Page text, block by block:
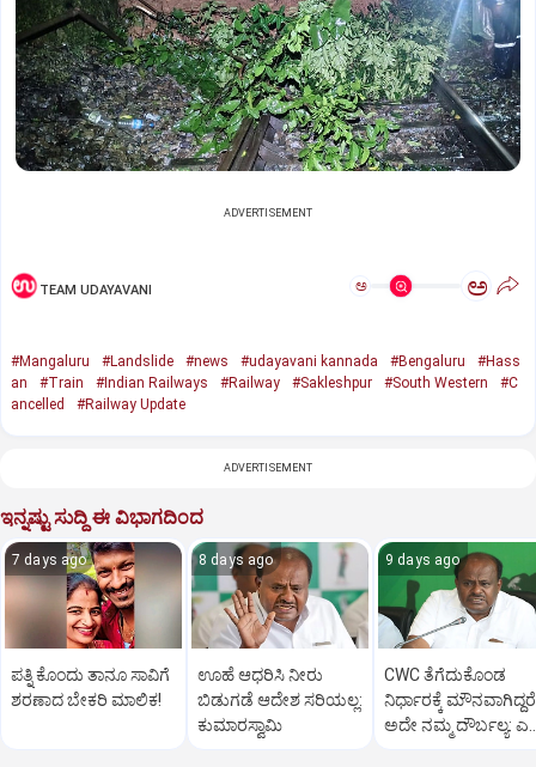
ADVERTISEMENT
TEAM UDAYAVANI ಅ ಅ
#Mangaluru #Landslide #news #udayavani kannada #Bengaluru
#Hass
an
#Train #Indian Railways #Railway #Sakleshpur #South Western
#C
ancelled
#Railway Update
ADVERTISEMENT
ಇನ್ನಷ್ಟು ಸುದ್ದಿ ಈ ವಿಭಾಗದಿಂದ
7 days ago
ಪತ್ನಿ ಕೊಂದು ತಾನೂ ಸಾವಿಗೆ
ಶರಣಾದ ಬೇಕರಿ ಮಾಲಿಕ!
8 days ago
ಊಹೆ ಆಧರಿಸಿ ನೀರು
ಬಿಡುಗಡೆ ಆದೇಶ ಸರಿಯಲ್ಲ:
ಕುಮಾರಸ್ವಾಮಿ
9 days ago
CWC ತೆಗೆದುಕೊಂಡ
ನಿರ್ಧಾರಕ್ಕೆ ಮೌನವಾಗಿದ್ದರೆ
ಅದೇ ನಮ್ಮ ದೌರ್ಬಲ್ಯ: